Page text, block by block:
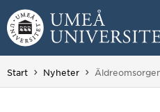
Hoppa direkt till innehållet
Huvudmenyn dold.
Start Nyheter Du är här: